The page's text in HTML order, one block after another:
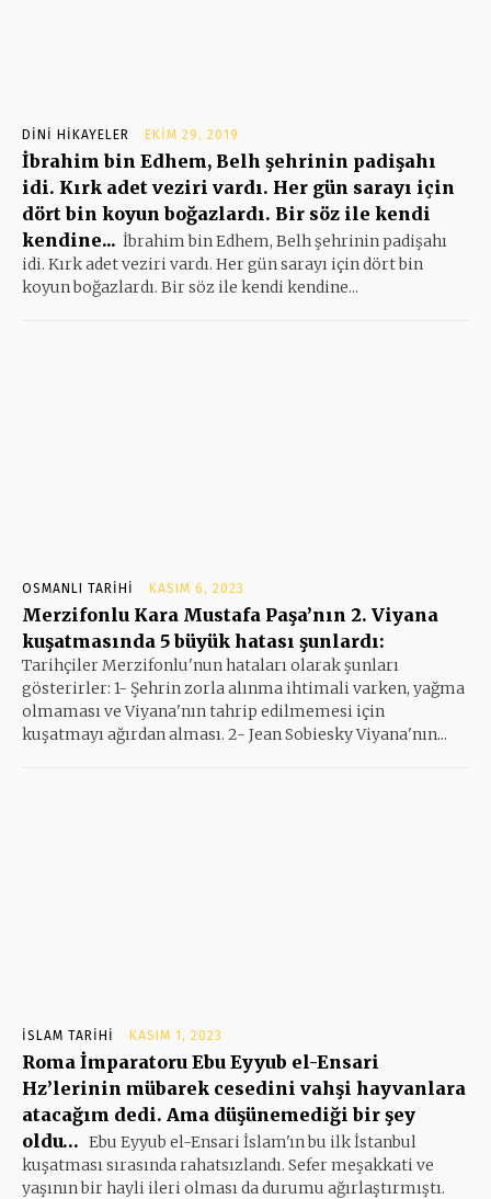
DINI HIKAYELER EKIM 29, 2019
İbrahim bin Edhem, Belh şehrinin padişahı
idi. Kırk adet veziri vardı. Her gün sarayı için
dört bin koyun boğazlardı. Bir söz ile kendi
kendine... İbrahim bin Edhem, Belh şehrinin padişahı
idi. Kırk adet veziri vardı. Her gün sarayı için dört bin
koyun boğazlardı. Bir söz ile kendi kendine...
OSMANLI TARIHI KASIM 6, 2023
Merzifonlu Kara Mustafa Paşa’nın 2. Viyana
kuşatmasında 5 büyük hatası şunlardı:
Tarihçiler Merzifonlu'nun hataları olarak şunları
gösterirler: 1- Şehrin zorla alınma ihtimali varken, yağma
olmaması ve Viyana'nın tahrip edilmemesi için
kuşatmayı ağırdan alması. 2- Jean Sobiesky Viyana'nın...
İSLAM TARIHI KASIM 1, 2023
Roma İmparatoru Ebu Eyyub el-Ensari
Hz’lerinin mübarek cesedini vahşi hayvanlara
atacağım dedi. Ama düşünemediği bir şey
oldu… Ebu Eyyub el-Ensari İslam'ın bu ilk İstanbul
kuşatması sırasında rahatsızlandı. Sefer meşakkati ve
yaşının bir hayli ileri olması da durumu ağırlaştırmıştı.